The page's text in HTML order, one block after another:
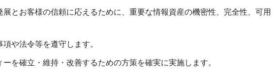
とお客様の信頼に応えるために、重要な情報資産の機密性、完全性、可用
や法令等を遵守します。
を確立・維持・改善するための方策を確実に実施します。